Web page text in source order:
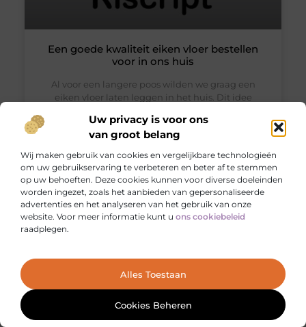
Uw privacy is voor ons
van groot belang
Wij maken gebruik van cookies en vergelijkbare technologieën
om uw gebruikservaring te verbeteren en beter af te stemmen
op uw behoeften. Deze cookies kunnen voor diverse doeleinden
worden ingezet, zoals het aanbieden van gepersonaliseerde
advertenties en het analyseren van het gebruik van onze
website. Voor meer informatie kunt u ons cookiebeleid
raadplegen.
Alles Toestaan
Cookies Beheren
Ga Naar
Een goede kwaliteit eiken vloer bestellen
voor in ons huis
Al voor een langere poos wilden we graag een
eiken vloer laten leggen in het huis. Dit idee
Die hadden zo’n gloednieuwe eiken vloer in hun
appartement
COMPUTERS / SYSTEMS